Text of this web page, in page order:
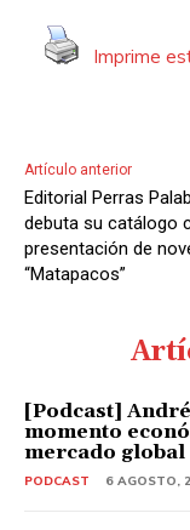
Imprime
Artículo anterior
Editorial Perras
debuta su catálogo
presentación de
“Matapacos”
[Podcast]
momento
mercado global
PODCAST 6 AGOSTO,